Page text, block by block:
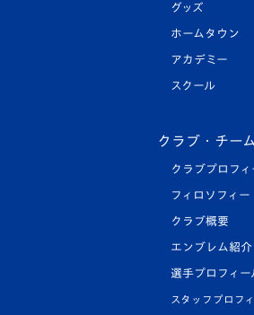
グッズ
ホームタウン
アカデミー
スクール
クラブ・チーム
クラブプロフィ
フィロソフィー
クラブ概要
エンブレム紹介
選手プロフィー
スタッフプロフ